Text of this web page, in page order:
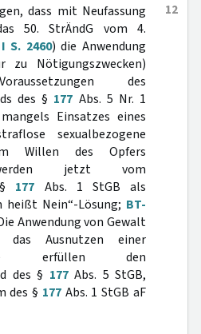
12
dass mit Neufassung
50. StrÄndG vom 4.
S. 2460) die Anwendung
Nötigungszwecken)
des
des § 177 Abs. 5 Nr. 1
Einsatzes eines
sexualbezogene
Willen des Opfers
werden jetzt vom
177 Abs. 1 StGB als
heißt Nein“-Lösung; BT-
Anwendung von Gewalt
das Ausnutzen einer
erfüllen den
des § 177Abs. 5 StGB,
des § 177Abs. 1 StGB aF